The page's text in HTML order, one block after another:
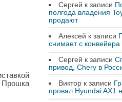
Прошка
Сергей к записи
полгода владения
продают
Алексей к записи
снимает с
Сергей к записи
привод, Chery в
Виктор к записи
провал Hyundai AX1